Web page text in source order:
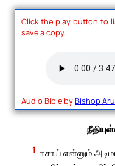
Click the play button to
save a copy.
Audio Bible byBishop
1 ஈசாய் என்னும்